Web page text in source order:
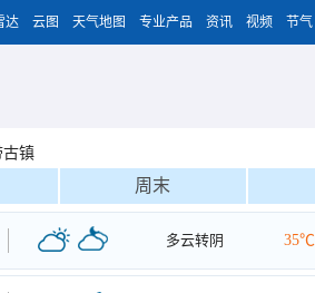
达 云图 天气地图 专业产品 资讯 视频 节气
古镇
周末
多云转阴 35℃